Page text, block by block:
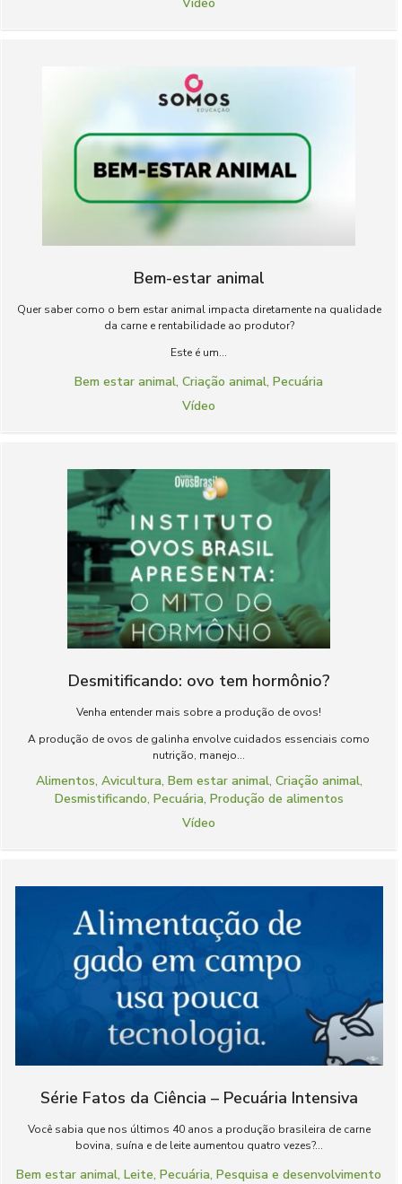
Bem-estar animal
Quer saber como o bem estar animal impacta diretamente na qualidade
da carne e rentabilidade ao produtor?
Este é um...
Bem estar animal, Criação animal, Pecuária
Vídeo
Desmitificando: ovo tem hormônio?
Venha entender mais sobre a produção de ovos!
A produção de ovos de galinha envolve cuidados essenciais como
nutrição, manejo...
Alimentos, Avicultura, Bem estar animal, Criação animal,
Desmistificando, Pecuária, Produção de alimentos
Vídeo
Série Fatos da Ciência – Pecuária Intensiva
Você sabia que nos últimos 40 anos a produção brasileira de carne
bovina, suína e de leite aumentou quatro vezes?...
Bem estar animal, Leite, Pecuária, Pesquisa e desenvolvimento